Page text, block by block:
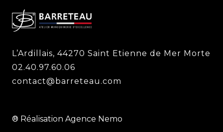
L’Ardillais, 44270 Saint Etienne de Mer Morte
02.40.97.60.06
contact@barreteau.com
® Réalisation Agence Nemo